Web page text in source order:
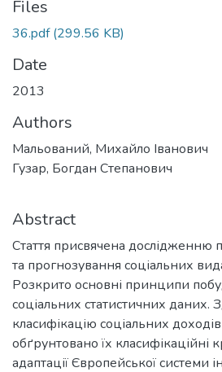
Files
36.pdf (299.56 KB)
Date
2013
Authors
Мальований, Михайло Іванович
Гузар, Богдан Степанович
Abstract
Стаття присвячена дослідженню
та прогнозування соціальних
Розкрито основні принципи
соціальних статистичних даних.
класифікацію соціальних
обґрунтовано їх класифікаційні
адаптації Європейської системи